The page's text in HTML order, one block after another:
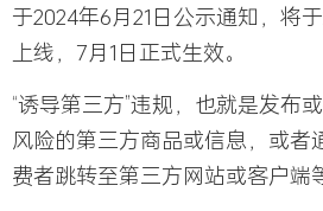
于2024年6月21日公示通知，将
上线，7月1日正式生效。
“诱导第三方”违规，也就是发布
风险的第三方商品或信息，或者
费者跳转至第三方网站或客户端